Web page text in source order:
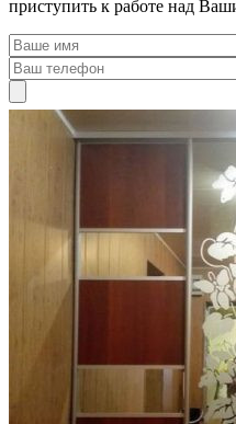
приступить к работе над